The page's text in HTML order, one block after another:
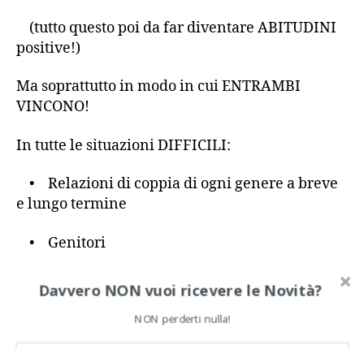
(tutto questo poi da far diventare ABITUDINI
positive!)
Ma soprattutto in modo in cui ENTRAMBI
VINCONO!
In tutte le situazioni DIFFICILI:
• Relazioni di coppia di ogni genere a breve
e lungo termine
• Genitori
• Figli
Davvero NON vuoi ricevere le Novità?
NON perderti nulla!